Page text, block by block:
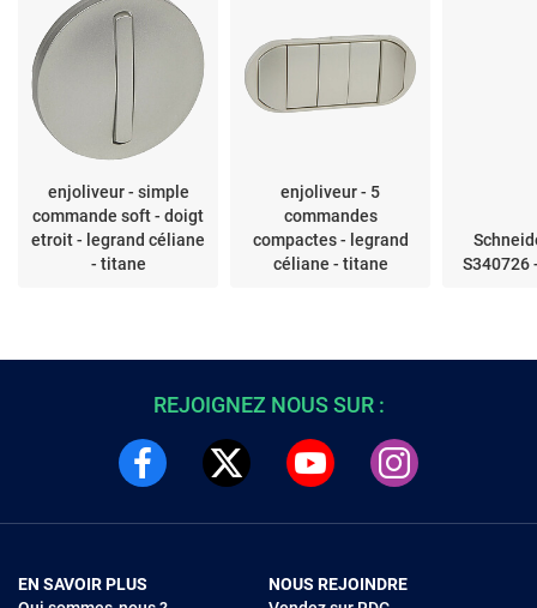
interpostes
enjoliveur - simple
commande soft - doigt
etroit - legrand céliane
- titane
enjoliveur - 5
commandes
compactes - legrand
céliane - titane
S340726
REJOIGNEZ NOUS SUR :
EN SAVOIR PLUS
NOUS REJOINDRE